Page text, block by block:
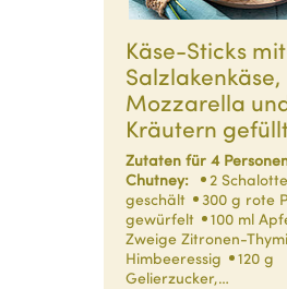
Käse-Sticks mit
Salzlakenkäse,
Mozzarella
Kräutern
Zutaten für 4
Chutney:
2
geschält
300 g rote
gewürfelt
100 ml
Zweige Zitronen-
Himbeeressig
120 g
Gelierzucker,…